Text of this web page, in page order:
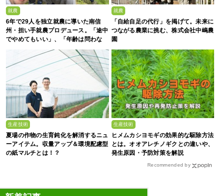
就農
6年で29人を独立就農に導いた南信
州・担い手就農プロデュース。「途中
でやめてもいい」、「年齢は問わな
就農
「自給自足の代行」を掲げて。未来に
つながる農業に挑む、株式会社中嶋農
園
生産技術
夏場の作物の生育鈍化を解消するニュ
ーアイテム。収量アップ＆環境配慮型
の紙マルチとは！？
生産技術
ヒメムカシヨモギの効果的な駆除方法
とは。オオアレチノギクとの違いや、
発生原因・予防対策を解説
Recommended by